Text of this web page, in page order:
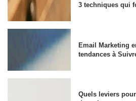
3 techniques qui
Email Marketing
tendances à
Quels leviers